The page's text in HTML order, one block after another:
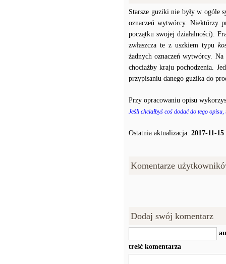
Starsze guziki nie były w ogóle
oznaczeń wytwórcy. Niektórzy
początku swojej działalności).
zwłaszcza te z uszkiem typu
żadnych oznaczeń wytwórcy.
chociażby kraju pochodzenia.
przypisaniu danego guzika do
Przy opracowaniu opisu
Jeśli chciałbyś coś dodać do tego
Ostatnia aktualizacja: 2017-11-15
Komentarze
Dodaj swój komentarz
treść komentarza